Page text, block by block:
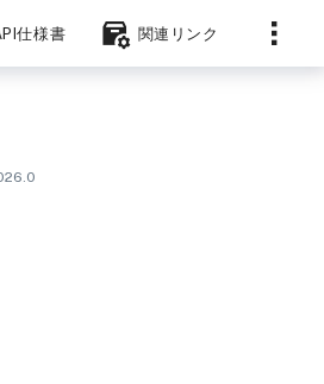
仕様書 関連リンク